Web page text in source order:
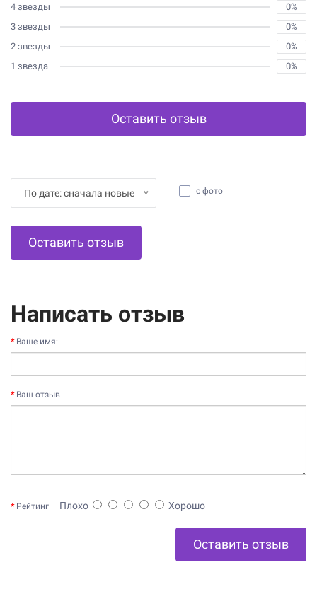
4 звезды
0%
3 звезды
0%
2 звезды
0%
1 звезда
0%
Оставить отзыв
По дате: сначала новые с фото
Оставить отзыв
Написать отзыв
Ваше имя:
Ваш отзыв
Рейтинг Плохо Хорошо
Оставить отзыв